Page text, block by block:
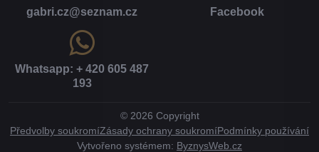
gabri​.cz​@seznam​.cz Facebook
Whatsapp: + 420 605 487
193
© 2026 Copyright
Předvolby soukromíZásady ochrany soukromíPodmínky používání
Vytvořeno systémem: ByznysWeb.cz